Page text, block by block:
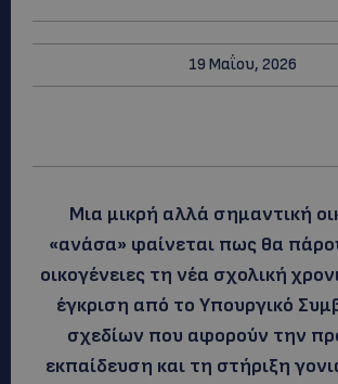
19 Μαΐου, 2026
Μια μικρή αλλά σημαντική
«ανάσα» φαίνεται πως θα
οικογένειες τη νέα σχολική
έγκριση από το Υπουργικό
σχεδίων που αφορούν την
εκπαίδευση και τη στήριξη